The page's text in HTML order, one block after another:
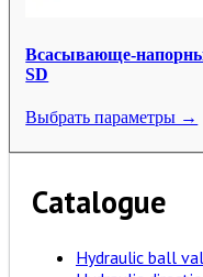
Всасывающе-
SD
Выбрать параметры →
Catalogue
Hydraulic ball